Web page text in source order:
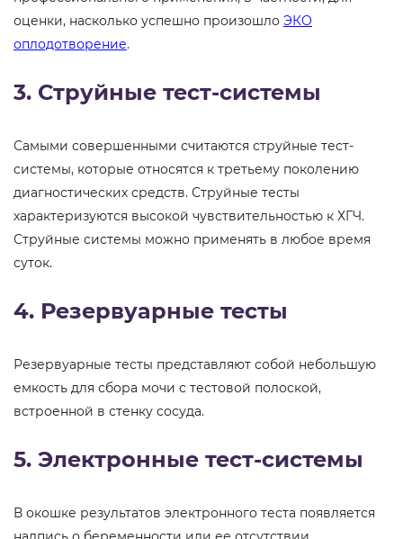
оценки, насколько успешно произошло ЭКО
оплодотворение.
3. Струйные тест-системы
Самыми совершенными считаются струйные тест-
системы, которые относятся к третьему поколению
диагностических средств. Струйные тесты
характеризуются высокой чувствительностью к ХГЧ.
Струйные системы можно применять в любое время
суток.
4. Резервуарные тесты
Резервуарные тесты представляют собой небольшую
емкость для сбора мочи с тестовой полоской,
встроенной в стенку сосуда.
5. Электронные тест-системы
В окошке результатов электронного теста появляется